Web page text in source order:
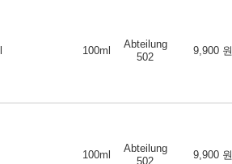
100ml
Abteilung
502
9,900 원
100ml
Abteilung
502
9,900 원